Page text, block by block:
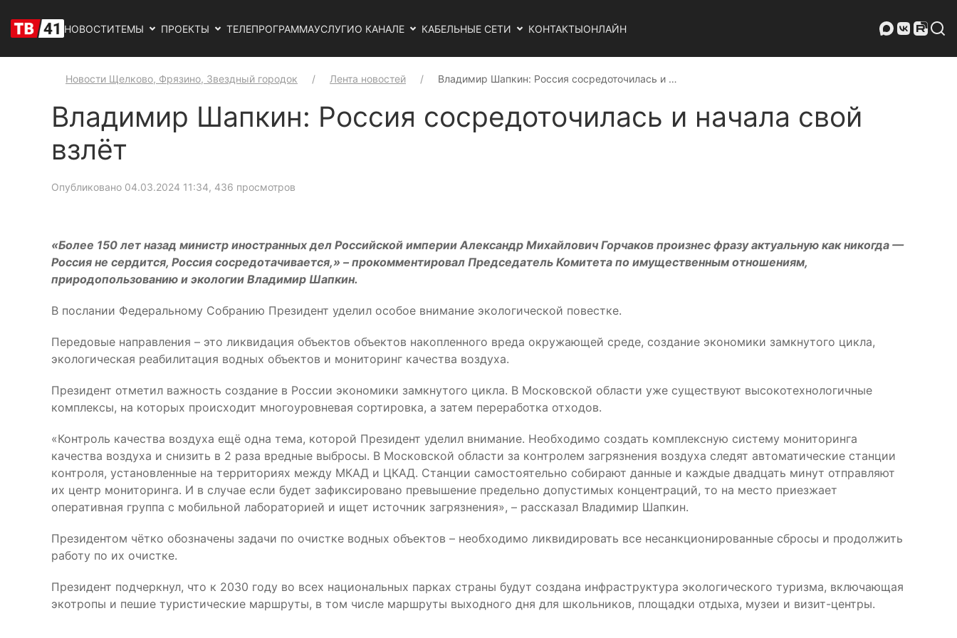
НОВОСТИТЕМЫ ПРОЕКТЫ ТЕЛЕПРОГРАММАУСЛУГИО КАНАЛЕ КАБЕЛЬНЫЕ СЕТИ КОНТАКТЫОНЛАЙН
Новости Щелково, Фрязино, Звездный городок Лента новостей Владимир Шапкин: Россия сосредоточилась и …
Владимир Шапкин: Россия сосредоточилась и начала свой
взлёт
Опубликовано 04.03.2024 11:34, 436 просмотров
«Более 150 лет назад министр иностранных дел Российской империи Александр Михайлович Горчаков произнес фразу актуальную как никогда —
Россия не сердится, Россия сосредотачивается,» – прокомментировал Председатель Комитета по имущественным отношениям,
природопользованию и экологии Владимир Шапкин.
В послании Федеральному Собранию Президент уделил особое внимание экологической повестке.
Передовые направления – это ликвидация объектов объектов накопленного вреда окружающей среде, создание экономики замкнутого цикла,
экологическая реабилитация водных объектов и мониторинг качества воздуха.
Президент отметил важность создание в России экономики замкнутого цикла. В Московской области уже существуют высокотехнологичные
комплексы, на которых происходит многоуровневая сортировка, а затем переработка отходов.
«Контроль качества воздуха ещё одна тема, которой Президент уделил внимание. Необходимо создать комплексную систему мониторинга
качества воздуха и снизить в 2 раза вредные выбросы. В Московской области за контролем загрязнения воздуха следят автоматические станции
контроля, установленные на территориях между МКАД и ЦКАД. Станции самостоятельно собирают данные и каждые двадцать минут отправляют
их центр мониторинга. И в случае если будет зафиксировано превышение предельно допустимых концентраций, то на место приезжает
оперативная группа с мобильной лабораторией и ищет источник загрязнения», – рассказал Владимир Шапкин.
Президентом чётко обозначены задачи по очистке водных объектов – необходимо ликвидировать все несанкционированные сбросы и продолжить
работу по их очистке.
Президент подчеркнул, что к 2030 году во всех национальных парках страны будут создана инфраструктура экологического туризма, включающая
экотропы и пешие туристические маршруты, в том числе маршруты выходного дня для школьников, площадки отдыха, музеи и визит-центры.